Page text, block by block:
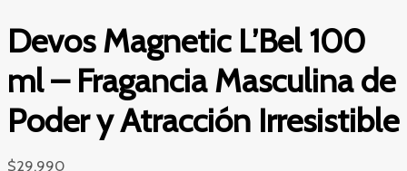
Devos Magnetic L’Bel 100
ml – Fragancia Masculina de
Poder y Atracción Irresistible
$29.990